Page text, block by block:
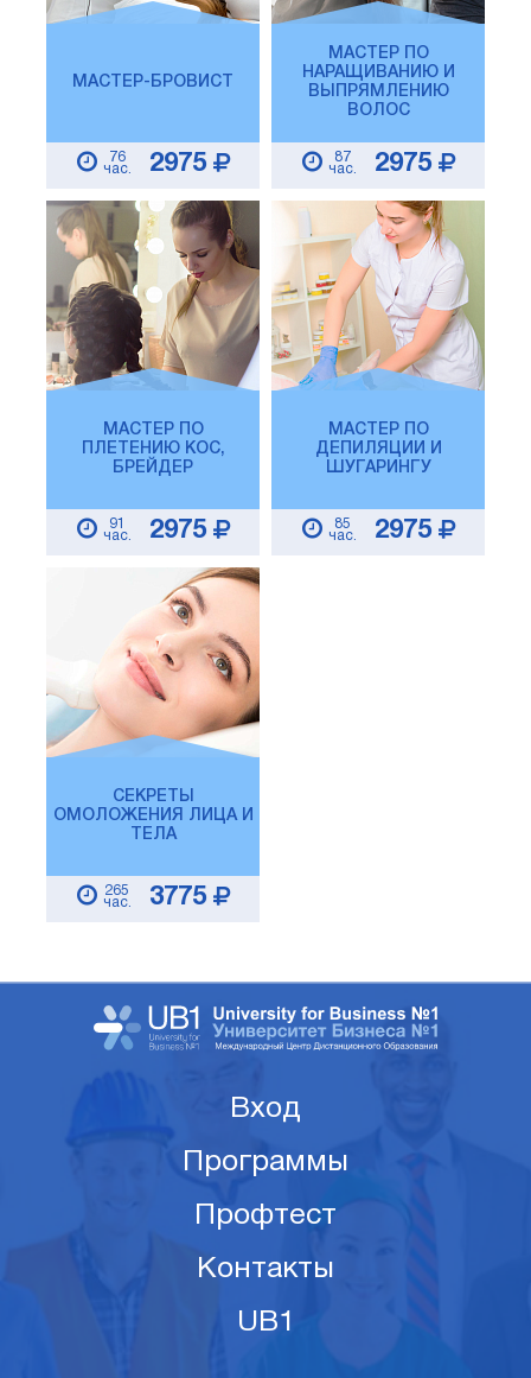
МАСТЕР-БРОВИСТ
76
час.
2975
МАСТЕР ПО
НАРАЩИВАНИЮ И
ВЫПРЯМЛЕНИЮ
ВОЛОС
87
час.
2975
МАСТЕР ПО
ПЛЕТЕНИЮ КОС,
БРЕЙДЕР
91
час.
2975
МАСТЕР ПО
ДЕПИЛЯЦИИ И
ШУГАРИНГУ
85
час.
2975
СЕКРЕТЫ
ОМОЛОЖЕНИЯ ЛИЦА И
ТЕЛА
265
час.
3775
Вход
Программы
Профтест
Контакты
UB1